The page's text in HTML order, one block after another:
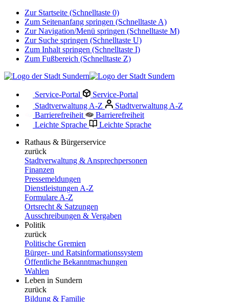
Zur Startseite (Schnelltaste 0)
Zum Seitenanfang springen (Schnelltaste A)
Zur Navigation/Menü springen (Schnelltaste M)
Zur Suche springen (Schnelltaste U)
Zum Inhalt springen (Schnelltaste I)
Zum Fußbereich (Schnelltaste Z)
Service-Portal
Service-Portal
Stadtverwaltung A-Z
Stadtverwaltung A-Z
Barrierefreiheit
Barrierefreiheit
Leichte Sprache
Leichte Sprache
Rathaus & Bürgerservice
zurück
Stadtverwaltung & Ansprechpersonen
Finanzen
Pressemeldungen
Dienstleistungen A-Z
Formulare A-Z
Ortsrecht & Satzungen
Ausschreibungen & Vergaben
Politik
zurück
Politische Gremien
Bürger- und Ratsinformationssystem
Öffentliche Bekanntmachungen
Wahlen
Leben in Sundern
zurück
Bildung & Familie